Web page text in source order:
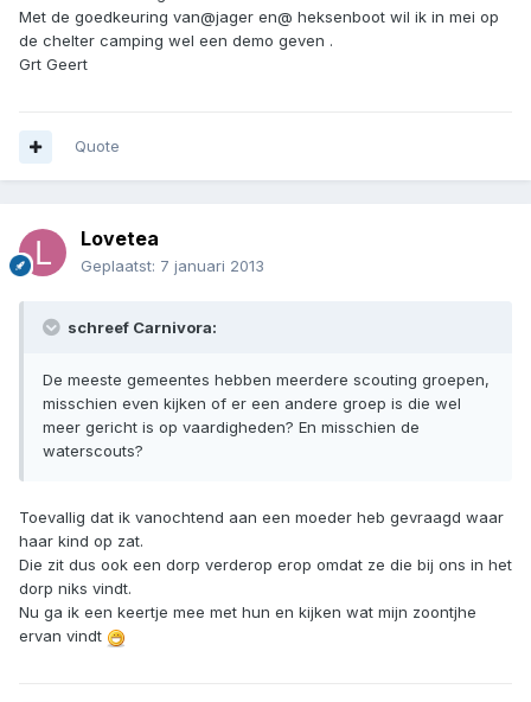
Met de goedkeuring van@jager en@ heksenboot wil ik in mei op
de chelter camping wel een demo geven .
Grt Geert
Quote
Lovetea
Geplaatst: 7 januari 2013
schreef Carnivora:
De meeste gemeentes hebben meerdere scouting groepen,
misschien even kijken of er een andere groep is die wel
meer gericht is op vaardigheden? En misschien de
waterscouts?
Toevallig dat ik vanochtend aan een moeder heb gevraagd waar
haar kind op zat.
Die zit dus ook een dorp verderop erop omdat ze die bij ons in het
dorp niks vindt.
Nu ga ik een keertje mee met hun en kijken wat mijn zoontjhe
ervan vindt